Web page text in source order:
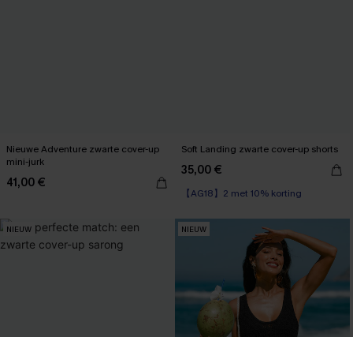
Nieuwe Adventure zwarte cover-up
mini-jurk
41,00 €
Soft Landing zwarte cover-up shorts
35,00 €
【AG18】2 met 10% korting
NIEUW NIEUW